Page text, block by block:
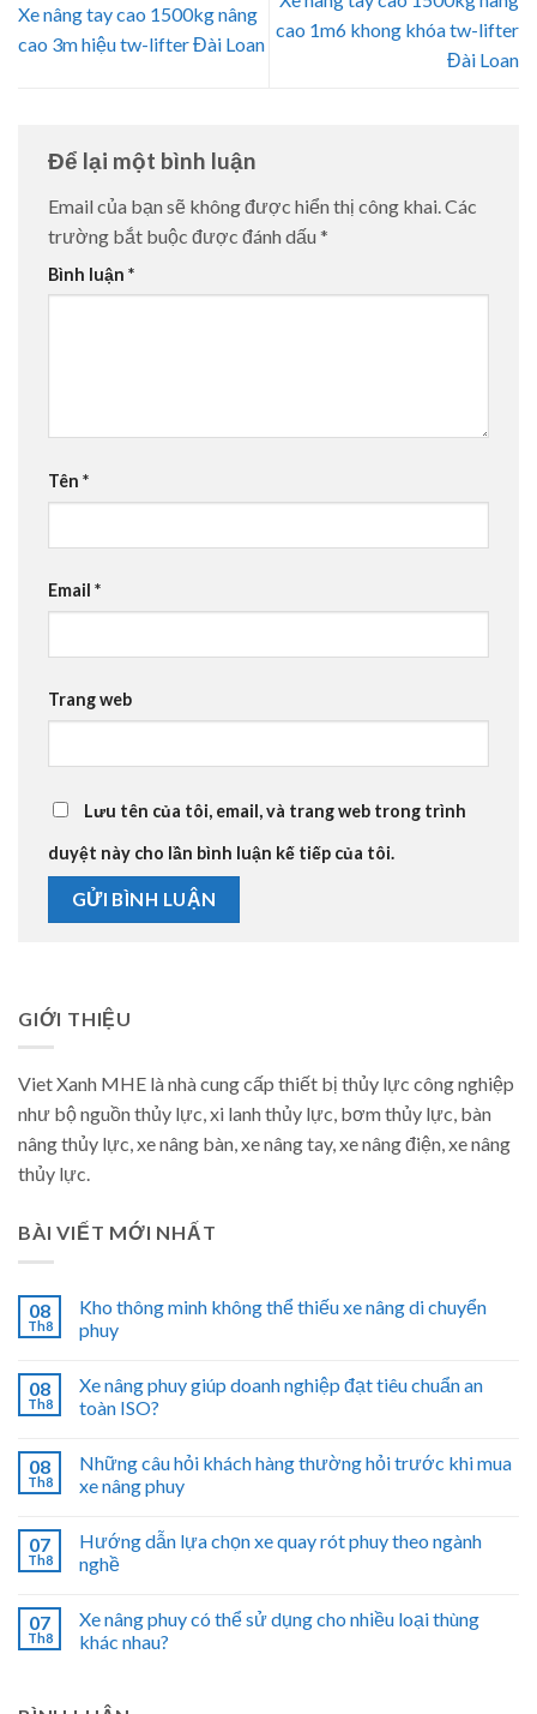
Xe nâng tay cao 1500kg nâng
cao 3m hiệu tw-lifter Đài Loan
cao 1m6 khong khóa tw-lifter
Đài Loan
Để lại một bình luận
Email của bạn sẽ không được hiển thị công khai. Các
trường bắt buộc được đánh dấu *
Bình luận *
Tên *
Email *
Trang web
Lưu tên của tôi, email, và trang web trong trình
duyệt này cho lần bình luận kế tiếp của tôi.
GIỚI THIỆU
Viet Xanh MHE là nhà cung cấp thiết bị thủy lực công nghiệp
như bộ nguồn thủy lực, xi lanh thủy lực, bơm thủy lực, bàn
nâng thủy lực, xe nâng bàn, xe nâng tay, xe nâng điện, xe nâng
thủy lực.
BÀI VIẾT MỚI NHẤT
08
Th8
Kho thông minh không thể thiếu xe nâng di chuyển
phuy
08
Th8
Xe nâng phuy giúp doanh nghiệp đạt tiêu chuẩn an
toàn ISO?
08
Th8
Những câu hỏi khách hàng thường hỏi trước khi mua
xe nâng phuy
07
Th8
Hướng dẫn lựa chọn xe quay rót phuy theo ngành
nghề
07
Th8
Xe nâng phuy có thể sử dụng cho nhiều loại thùng
khác nhau?